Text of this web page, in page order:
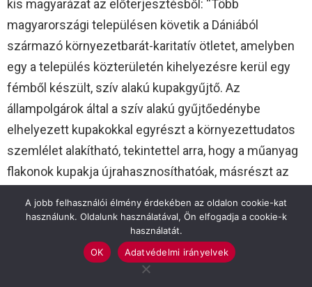
kis magyarázat az előterjesztésből: “Több
magyarországi településen követik a Dániából
származó környezetbarát-karitatív ötletet, amelyben
egy a település közterületén kihelyezésre kerül egy
fémből készült, szív alakú kupakgyűjtő. Az
állampolgárok által a szív alakú gyűjtőedénybe
elhelyezett kupakokkal egyrészt a környezettudatos
szemlélet alakítható, tekintettel arra, hogy a műanyag
flakonok kupakja újrahasznosíthatóak, másrészt az
mennyisége, harmadrészt pedig az összegyűjtött
kupakok leadásából származó bevétel jótékonysági
célra fordítható.”
A jobb felhasználói élmény érdekében az oldalon cookie-kat
használunk. Oldalunk használatával, Ön elfogadja a cookie-k
használatát.
OK
Adatvédelmi irányelvek